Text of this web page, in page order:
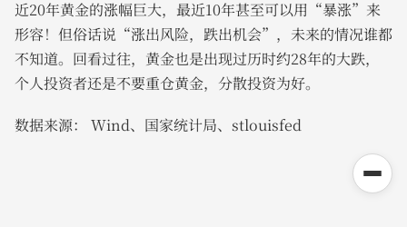
近20年黄金的涨幅巨大，最近10年甚至可以用“暴涨”来
形容！但俗话说“涨出风险，跌出机会”，未来的情况谁都
不知道。回看过往，黄金也是出现过历时约28年的大跌，
个人投资者还是不要重仓黄金，分散投资为好。
数据来源： Wind、国家统计局、stlouisfed